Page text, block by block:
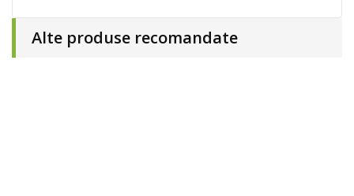
Alte produse recomandate